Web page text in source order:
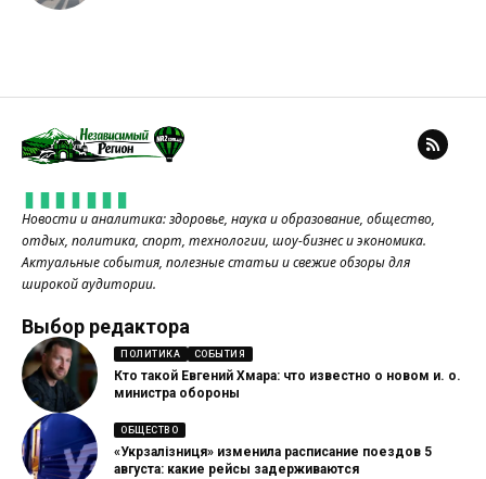
Новости и аналитика: здоровье, наука и образование, общество,
отдых, политика, спорт, технологии, шоу-бизнес и экономика.
Актуальные события, полезные статьи и свежие обзоры для
широкой аудитории.
Выбор редактора
ПОЛИТИКА СОБЫТИЯ
Кто такой Евгений Хмара: что известно о новом и. о.
министра обороны
ОБЩЕСТВО
«Укрзалізниця» изменила расписание поездов 5
августа: какие рейсы задерживаются